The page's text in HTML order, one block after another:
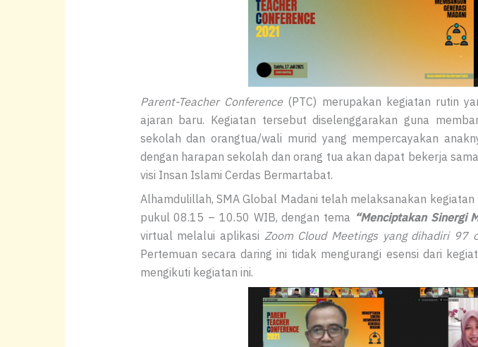
Parent-Teacher Conference(PTC) merupakan kegiatan rutin
ajaran baru. Kegiatan tersebut diselenggarakan guna
sekolah dan orangtua/wali murid yang mempercayakan
dengan harapan sekolah dan orang tua akan dapat bekerja
visi Insan Islami Cerdas Bermartabat.
Alhamdulillah, SMA Global Madani telah melaksanakan
pukul 08.15 – 10.50 WIB, dengan tema “Menciptakan Sinergi
virtual melalui aplikasi Zoom Cloud Meetings yang dihadiri 97
Pertemuan secara daring ini tidak mengurangi esensi dari
mengikuti kegiatan ini.